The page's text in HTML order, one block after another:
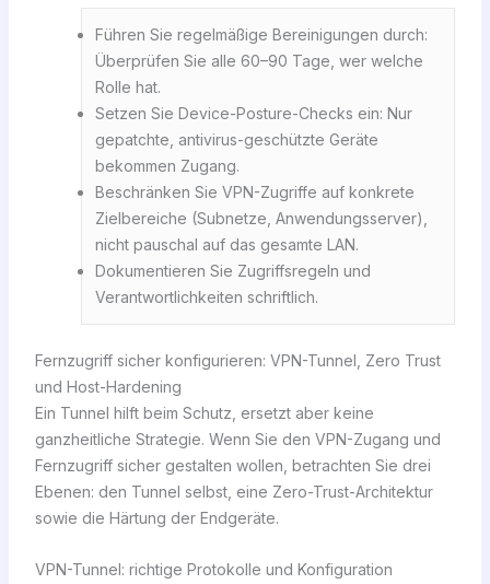
Führen Sie regelmäßige Bereinigungen durch:
Überprüfen Sie alle 60–90 Tage, wer welche
Rolle hat.
Setzen Sie Device-Posture-Checks ein: Nur
gepatchte, antivirus-geschützte Geräte
bekommen Zugang.
Beschränken Sie VPN-Zugriffe auf konkrete
Zielbereiche (Subnetze, Anwendungsserver),
nicht pauschal auf das gesamte LAN.
Dokumentieren Sie Zugriffsregeln und
Verantwortlichkeiten schriftlich.
Fernzugriff sicher konfigurieren: VPN-Tunnel, Zero Trust
und Host-Hardening
Ein Tunnel hilft beim Schutz, ersetzt aber keine
ganzheitliche Strategie. Wenn Sie den VPN-Zugang und
Fernzugriff sicher gestalten wollen, betrachten Sie drei
Ebenen: den Tunnel selbst, eine Zero-Trust-Architektur
sowie die Härtung der Endgeräte.
VPN-Tunnel: richtige Protokolle und Konfiguration